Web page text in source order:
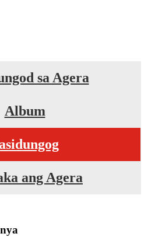
sa Agera
Album
ang Agera